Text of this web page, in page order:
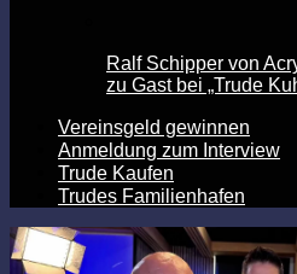
Ralf Schipper von
zu Gast bei „Trude
Vereinsgeld gewinnen
Anmeldung zum Interview
Trude Kaufen
Trudes Familienhafen